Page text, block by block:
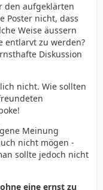
den aufgeklärten
Poster nicht, dass
Weise äussern
entlarvt zu werden?
Diskussion
nicht. Wie sollten
Meinung
nicht mögen -
sollte jedoch nicht
eine ernst zu